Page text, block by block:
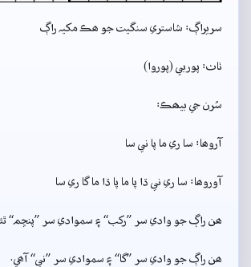
سريراڳ: شاستري سنگيت جو ھڪ مکيہ راڳ
ٺاٺ: پوربي (پوروا)
سُرن جي بيھڪ:
آروھا: سا ري ما پا ني سا
آوروھا: سا ري ني ڌا پا ما پا ڌا ما گا ري سا
ھن راڳ جو وادي سر ”رکب“ ۽ سموادي سر ”پنڇم“
ھن راڳ جو وادي سر ”گا“ ۽ سموادي سر ”ني“ آھي.